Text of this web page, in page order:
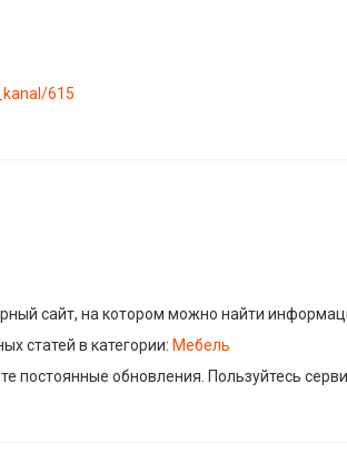
615
сайт, на котором можно найти
статей в категории: Мебель
постоянные обновления. Пользуйтесь